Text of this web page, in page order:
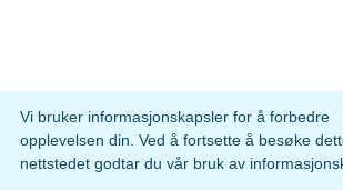
Vi bruker informasjonskapsler for å forbedre
opplevelsen din. Ved å fortsette å besøke
nettstedet godtar du vår bruk av